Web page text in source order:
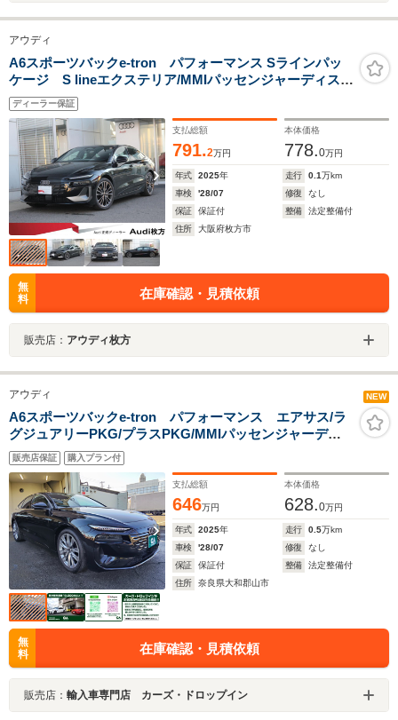
アウディ
A6スポーツバックe-tron パフォーマンス Sラインパッ
ケージ S lineエクステリア/MMIパッセンジャーディスプ
レイ
ディーラー保証
支払総額
791.2万円
本体価格
778.0万円
年式 2025年 走行 0.1万km
車検
'28/07 修復
なし
保証
保証付 整備
法定整備付
住所
大阪府枚方市
無
料
在庫確認・見積依頼
販売店： アウディ枚方
アウディ NEW
A6スポーツバックe-tron パフォーマンス エアサス/ラ
グジュアリーPKG/プラスPKG/MMIパッセンジャーディ
スプレイ/5ツインスポークエンボスデザインプラチナムグ
レー20AW
販売店保証 購入プラン付
支払総額
646万円
本体価格
628.0万円
年式 2025年 走行 0.5万km
車検
'28/07 修復
なし
保証
保証付 整備
法定整備付
住所
奈良県大和郡山市
無
料
在庫確認・見積依頼
販売店： 輸入車専門店 カーズ・ドロップイン